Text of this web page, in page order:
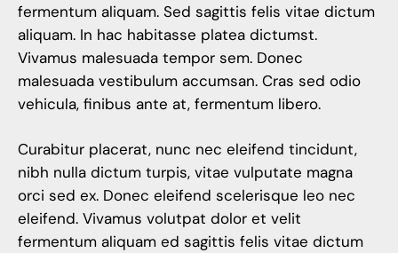
fermentum aliquam. Sed sagittis felis vitae dictum
aliquam. In hac habitasse platea dictumst.
Vivamus malesuada tempor sem. Donec
malesuada vestibulum accumsan. Cras sed odio
vehicula, finibus ante at, fermentum libero.
Curabitur placerat, nunc nec eleifend tincidunt,
nibh nulla dictum turpis, vitae vulputate magna
orci sed ex. Donec eleifend scelerisque leo nec
eleifend. Vivamus volutpat dolor et velit
fermentum aliquam ed sagittis felis vitae dictum